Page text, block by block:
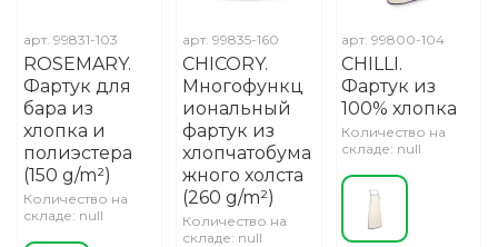
арт. 99831-103
ROSEMARY.
Фартук для
бара из
хлопка и
полиэстера
(150 g/m²)
Количество на
складе: null
арт.99835-160
CHICORY.
Многофункц
иональный
фартук из
хлопчатобума
жного холста
(260 g/m²)
Количество на
складе: null
арт.99800-104
CHILLI.
Фартук из
100% хлопка
Количество на
складе: null